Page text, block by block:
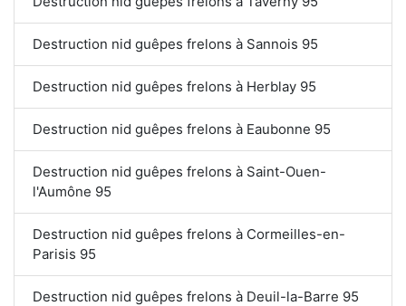
Destruction nid guêpes frelons à Sannois 95
Destruction nid guêpes frelons à Herblay 95
Destruction nid guêpes frelons à Eaubonne 95
Destruction nid guêpes frelons à Saint-Ouen-
l'Aumône 95
Destruction nid guêpes frelons à Cormeilles-en-
Parisis 95
Destruction nid guêpes frelons à Deuil-la-Barre 95